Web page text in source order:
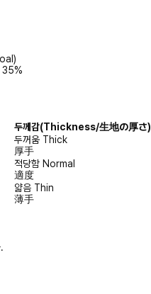
35%
두께감(Thickness/生地の厚さ)
두꺼움 Thick
厚手
적당함 Normal
適度
얇음 Thin
薄手